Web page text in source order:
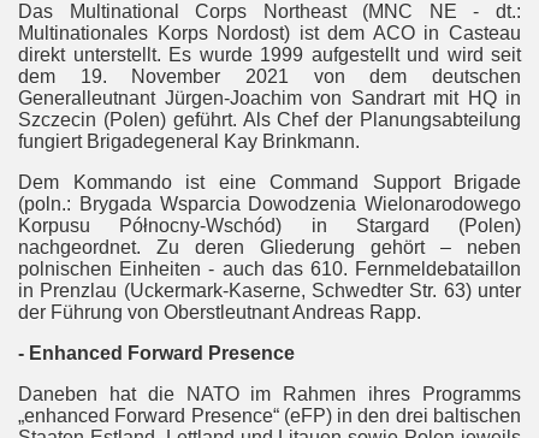
Das Multinational Corps Northeast (MNC NE - dt.:
Multinationales Korps Nordost) ist dem ACO in Casteau
direkt unterstellt. Es wurde 1999 aufgestellt und wird seit
dem 19. November 2021 von dem deutschen
Generalleutnant Jürgen-Joachim von Sandrart mit HQ in
Szczecin (Polen) geführt. Als Chef der Planungsabteilung
fungiert Brigadegeneral Kay Brinkmann.
Dem Kommando ist eine Command Support Brigade
(poln.: Brygada Wsparcia Dowodzenia Wielonarodowego
Korpusu Północny-Wschód) in Stargard (Polen)
nachgeordnet. Zu deren Gliederung gehört – neben
polnischen Einheiten - auch das 610. Fernmeldebataillon
in Prenzlau (Uckermark-Kaserne, Schwedter Str. 63) unter
der Führung von Oberstleutnant Andreas Rapp.
- Enhanced Forward Presence
Daneben hat die NATO im Rahmen ihres Programms
„enhanced Forward Presence“ (eFP) in den drei baltischen
im Anti-Terrorkrieg
Ammar (Update)
Staat